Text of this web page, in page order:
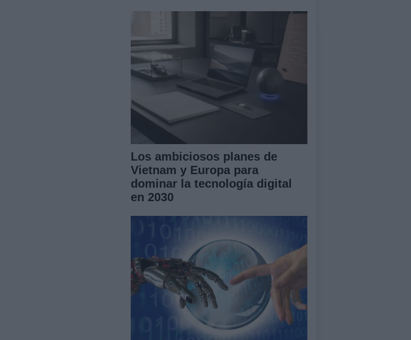
Los ambiciosos planes de
Vietnam y Europa para
dominar la tecnología digital
en 2030